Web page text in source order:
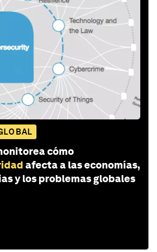
cómo
afecta a las economías,
y los problemas globales